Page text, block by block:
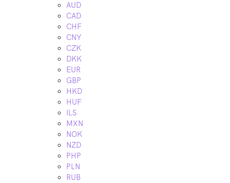
AUD
CAD
CHF
CNY
CZK
DKK
EUR
GBP
HKD
HUF
ILS
MXN
NOK
NZD
PHP
PLN
RUB